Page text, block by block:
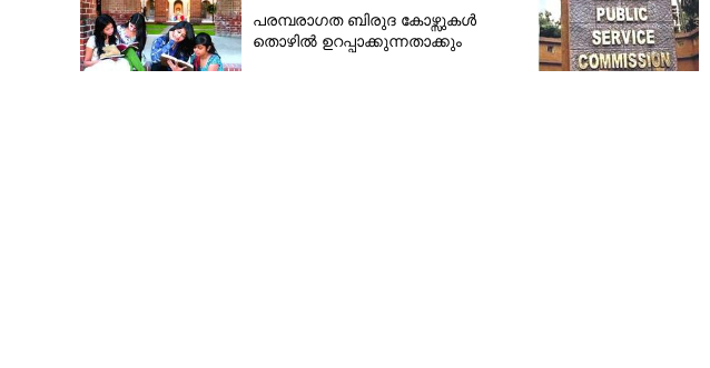
പരമ്പരാഗത ബിരുദ കോഴ്സുകൾ
തൊഴിൽ ഉറപ്പാക്കുന്നതാക്കും